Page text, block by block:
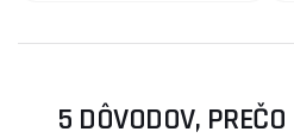
5 DÔVODOV,